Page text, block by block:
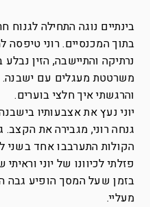
בינתיים נוגה התחילה לגנוח
בתוך המכנסיים. רוני
נרתיקה והתיישבה, הזין
משרטטת מעגלים עם ישבנה.
והרגשתי איך חלצי בוערים.
יוני נעץ את אצבעותיו
גנחה רוני, מגבירה את הקצב.
הקולות התערבבו אחד בשני
פזלתי לכיוונו של יוני
בזמן שעל המסך הופיע גבה
מעליי.